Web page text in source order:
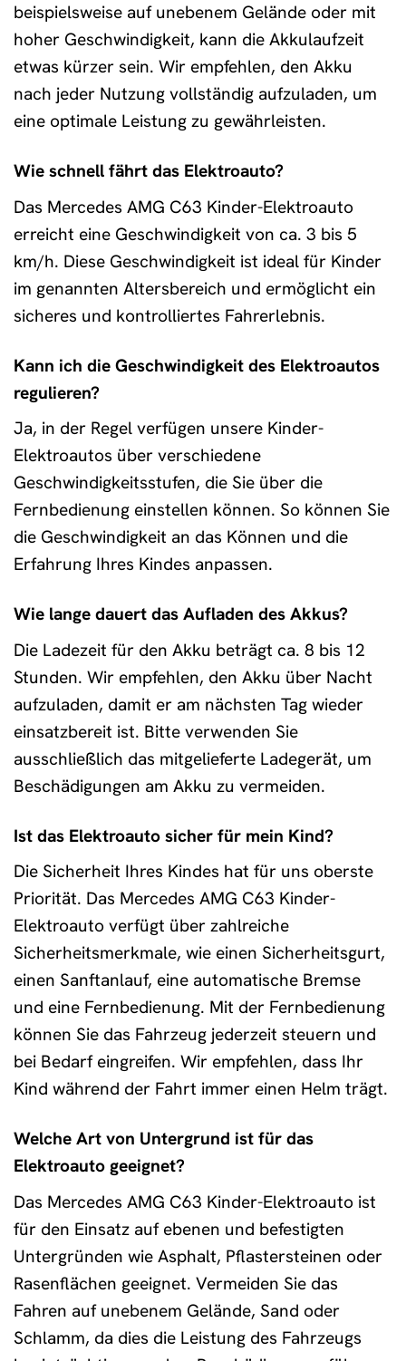
beispielsweise auf unebenem Gelände oder mit
hoher Geschwindigkeit, kann die Akkulaufzeit
etwas kürzer sein. Wir empfehlen, den Akku
nach jeder Nutzung vollständig aufzuladen, um
eine optimale Leistung zu gewährleisten.
Wie schnell fährt das Elektroauto?
Das Mercedes AMG C63 Kinder-Elektroauto
erreicht eine Geschwindigkeit von ca. 3 bis 5
km/h. Diese Geschwindigkeit ist ideal für Kinder
im genannten Altersbereich und ermöglicht ein
sicheres und kontrolliertes Fahrerlebnis.
Kann ich die Geschwindigkeit des Elektroautos
regulieren?
Ja, in der Regel verfügen unsere Kinder-
Elektroautos über verschiedene
Geschwindigkeitsstufen, die Sie über die
Fernbedienung einstellen können. So können Sie
die Geschwindigkeit an das Können und die
Erfahrung Ihres Kindes anpassen.
Wie lange dauert das Aufladen des Akkus?
Die Ladezeit für den Akku beträgt ca. 8 bis 12
Stunden. Wir empfehlen, den Akku über Nacht
aufzuladen, damit er am nächsten Tag wieder
einsatzbereit ist. Bitte verwenden Sie
ausschließlich das mitgelieferte Ladegerät, um
Beschädigungen am Akku zu vermeiden.
Ist das Elektroauto sicher für mein Kind?
Die Sicherheit Ihres Kindes hat für uns oberste
Priorität. Das Mercedes AMG C63 Kinder-
Elektroauto verfügt über zahlreiche
Sicherheitsmerkmale, wie einen Sicherheitsgurt,
einen Sanftanlauf, eine automatische Bremse
und eine Fernbedienung. Mit der Fernbedienung
können Sie das Fahrzeug jederzeit steuern und
bei Bedarf eingreifen. Wir empfehlen, dass Ihr
Kind während der Fahrt immer einen Helm trägt.
Welche Art von Untergrund ist für das
Elektroauto geeignet?
Das Mercedes AMG C63 Kinder-Elektroauto ist
für den Einsatz auf ebenen und befestigten
Untergründen wie Asphalt, Pflastersteinen oder
Rasenflächen geeignet. Vermeiden Sie das
Fahren auf unebenem Gelände, Sand oder
Schlamm, da dies die Leistung des Fahrzeugs